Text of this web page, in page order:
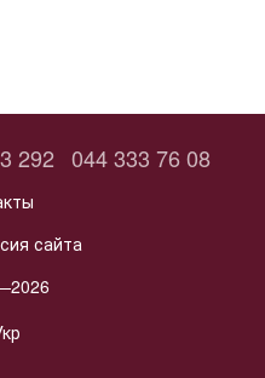
292 044 333 76 08
сайта